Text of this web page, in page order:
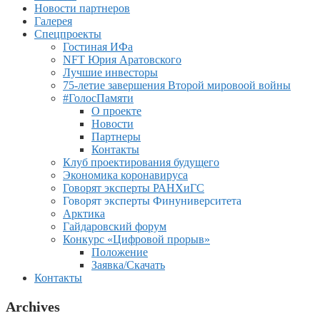
Новости партнеров
Галерея
Спецпроекты
Гостиная ИФа
NFT Юрия Аратовского
Лучшие инвесторы
75-летие завершения Второй мировоой войны
#ГолосПамяти
О проекте
Новости
Партнеры
Контакты
Клуб проектирования будущего
Экономика коронавируса
Говорят эксперты РАНХиГС
Говорят эксперты Финуниверситета
Арктика
Гайдаровский форум
Конкурс «Цифровой прорыв»
Положение
Заявка/Скачать
Контакты
Archives